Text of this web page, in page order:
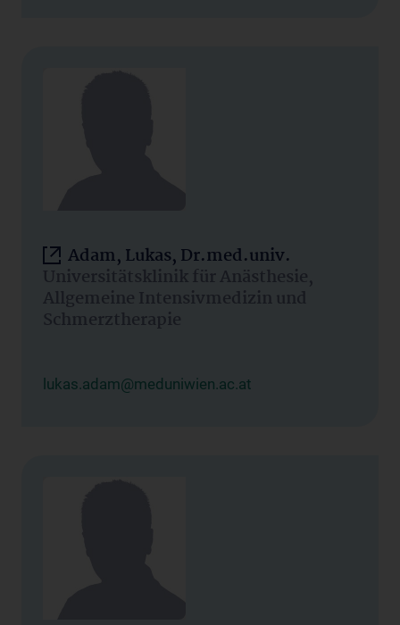
Adam, Lukas, Dr.med.univ.
Universitätsklinik für Anästhesie,
Allgemeine Intensivmedizin und
Schmerztherapie
lukas.adam@meduniwien.ac.at